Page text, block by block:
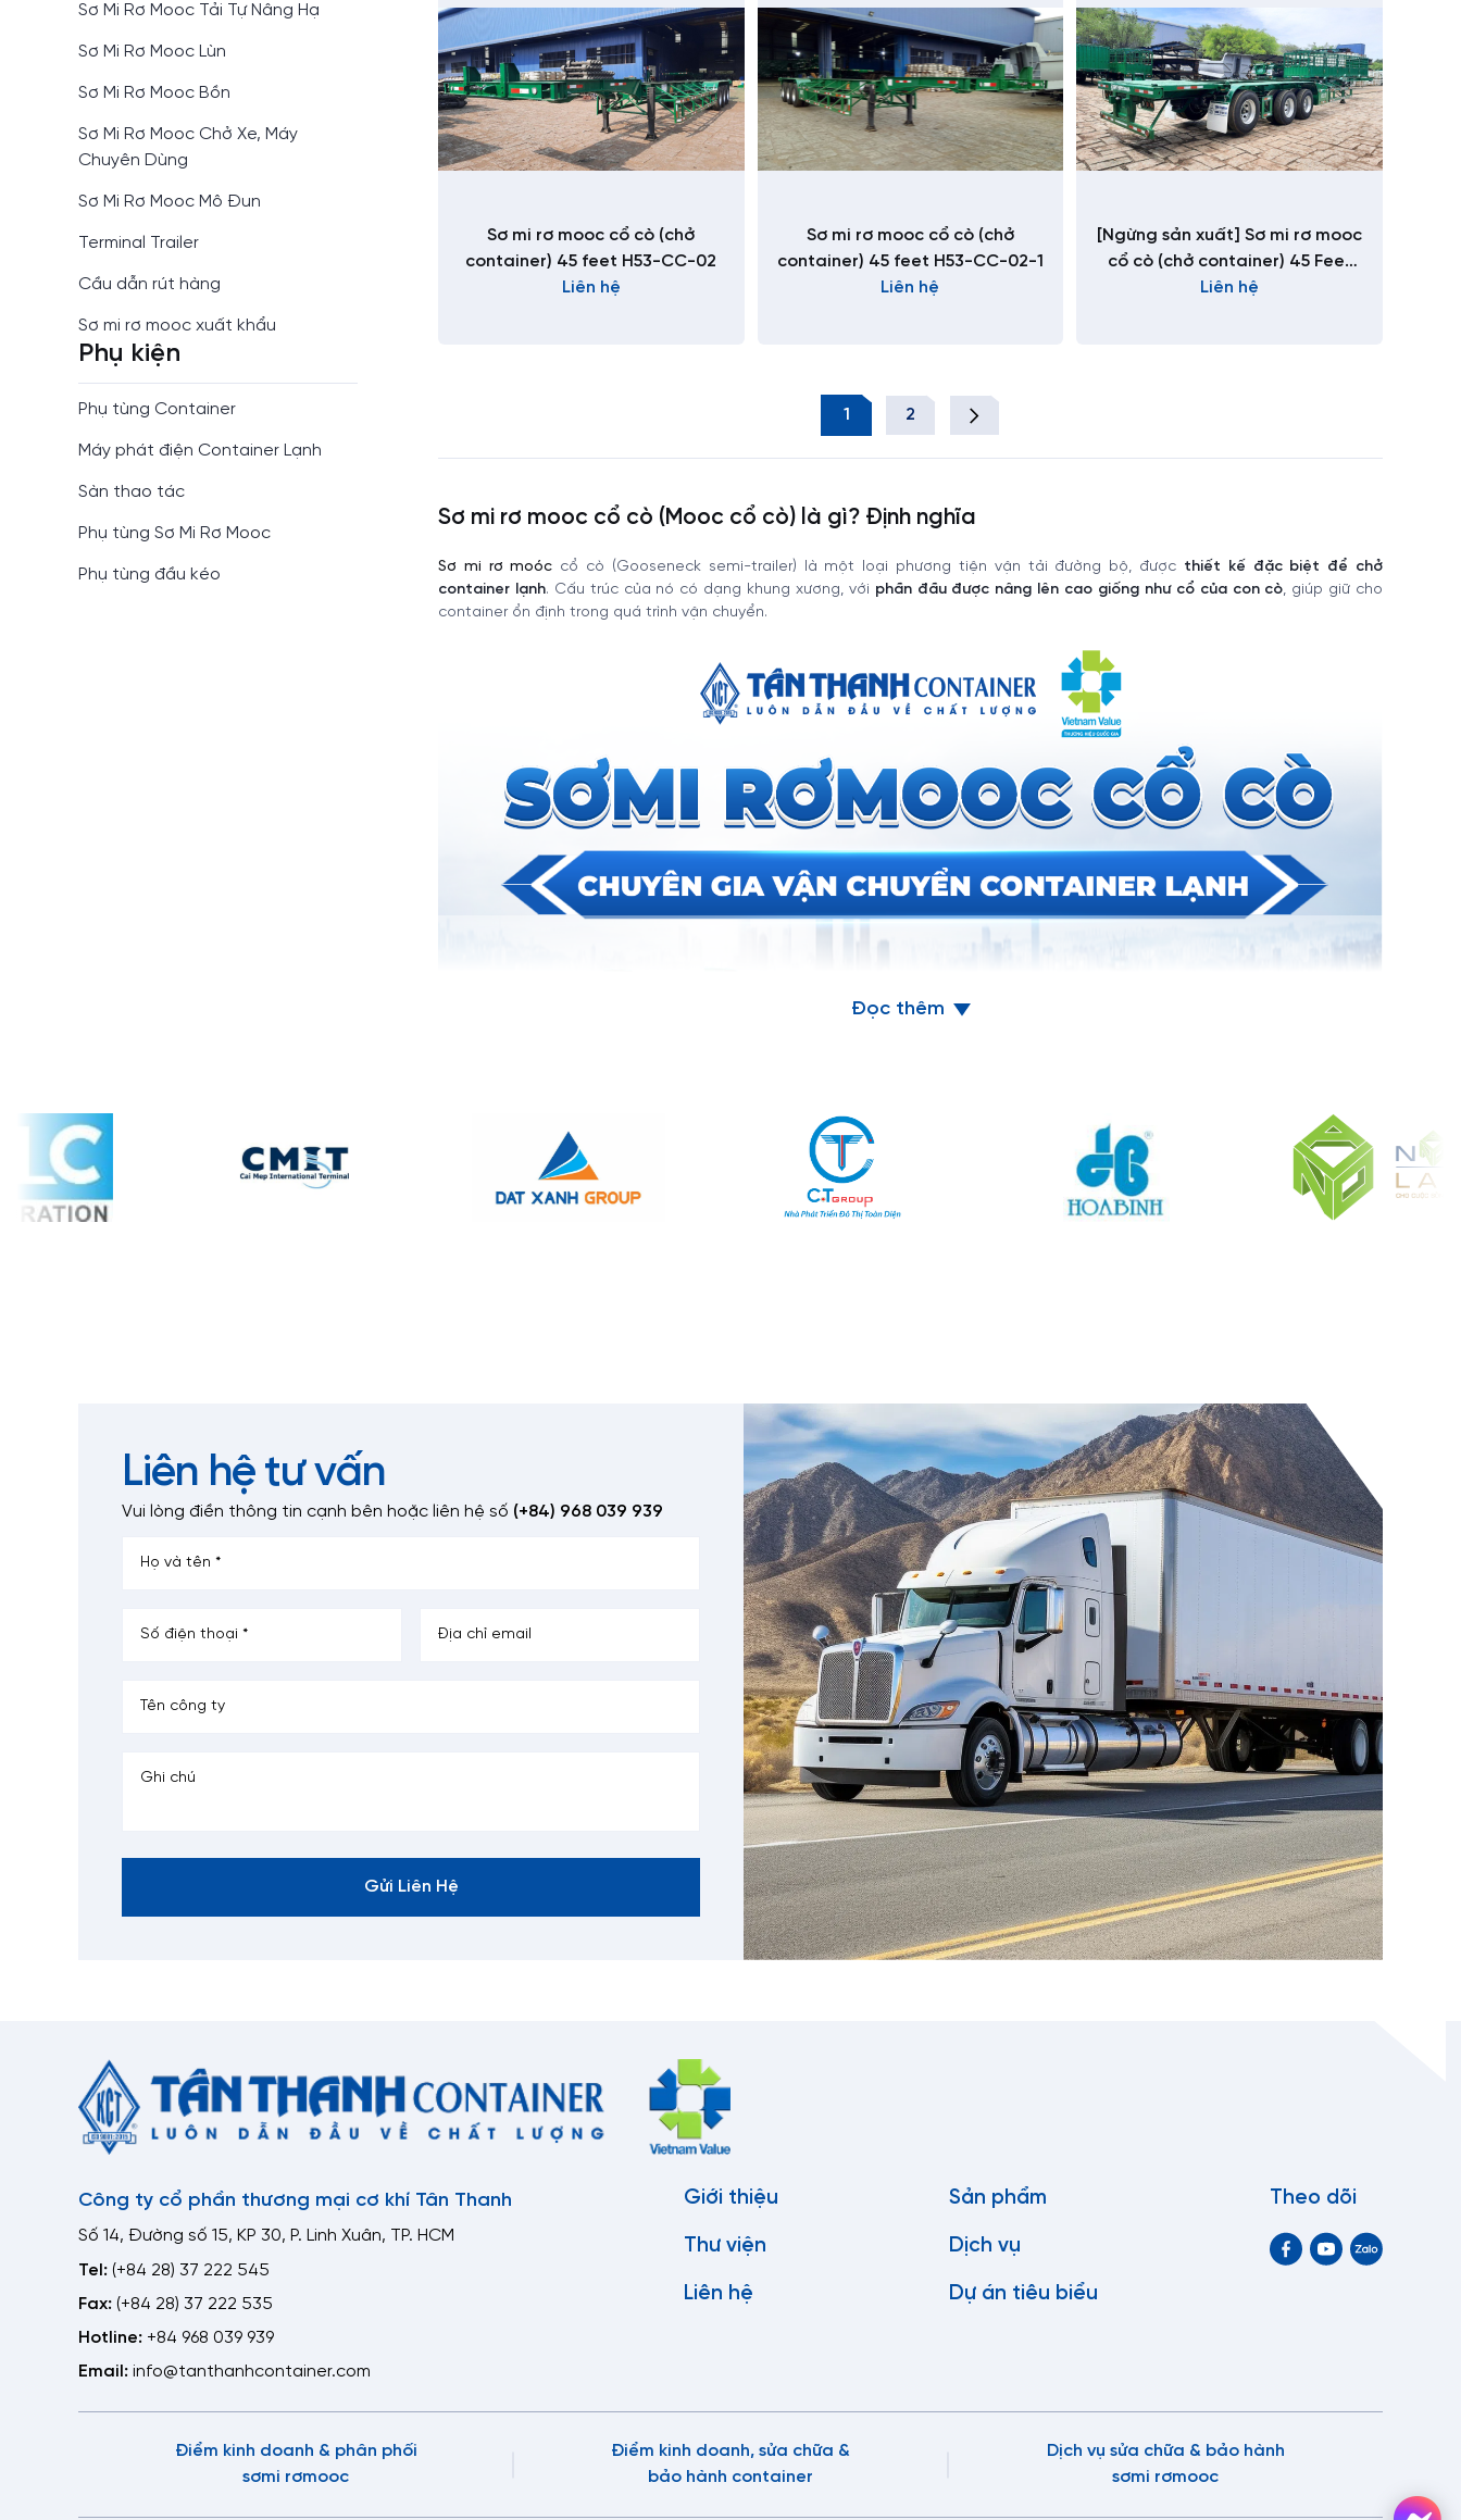
Sơ Mi Rơ Mooc Tải Tự Nâng Hạ
Sơ Mi Rơ Mooc Lùn
Sơ Mi Rơ Mooc Bồn
Sơ Mi Rơ Mooc Chở Xe, Máy
Chuyên Dùng
Sơ Mi Rơ Mooc Mô Đun
Terminal Trailer
Cầu dẫn rút hàng
Sơ mi rơ mooc xuất khẩu
Phụ kiện
Phụ tùng Container
Máy phát điện Container Lạnh
Sàn thao tác
Phụ tùng Sơ Mi Rơ Mooc
Phụ tùng đầu kéo
Sơ mi rơ mooc cổ cò (chở
container) 45 feet H53-CC-02
Liên hệ
Sơ mi rơ mooc cổ cò (chở
container) 45 feet H53-CC-02-1
Liên hệ
[Ngừng sản xuất] Sơ mi rơ mooc
cổ cò (chở container) 45 Feet
N503-CC-01
Liên hệ
1 2
Sơ mi rơ mooc cổ cò (Mooc cổ cò) là gì? Định nghĩa
Sơ mi rơ moóc cổ cò (Gooseneck semi-trailer) là một loại phương tiện vận tải đường bộ, được thiết kế đặc biệt để chở
container lạnh. Cấu trúc của nó có dạng khung xương, với phần đầu được nâng lên cao giống như cổ của con cò, giúp giữ cho
container ổn định trong quá trình vận chuyển.
Cấu tạo Sơ Mi Rơ Mooc cổ cò
Mooc cổ cò thường sẽ có từ bốn đến mười hai khóa xoắn container để người lái xe có thể tải một loạt các Container khác
nhau (ví dụ: 2x 20 feet hoặc 1x 40 feet).
Các bán trục có thể được chỉ định với hai, ba và bốn trục sử dụng bánh đơn hoặc bánh kép và phanh đĩa hoặc phanh tang
trống. Một trục sau tự rãnh sẽ được lắp trên rơ moóc quad (bốn trục) để giảm mài mòn lốp.
Kích thước tiêu chuẩn của Mooc cổ cò
Kích thước tiêu chuẩn của mooc cổ cò thường như sau:
Chiều dài:Khoảng 13,7m đến 14,9m, tùy thuộc vào loại container mà nó được thiết kế để vận chuyển (từ 20 feet đến 45
kích thước cụ thể có thể thay đổi nhẹ tùy theo nhà sản xuất và mục đích sử dụng cụ thể
thiết kế đặc biệt để vận chuyển container lạnh với nhiều kích thước khác nhau, bao gồm 10 feet, 20 feet, 40 feet và 45 feet như
đã đề cập trước đó.
Ngoài công năng chở Container lạnh, Mooc cổ cò có thể được sử dụng để vận chuyển gỗ với các bốt gỗ thích hợp (thanh
chắn bên), hệ thống treo địa hình và bảo vệ sàn cho hệ thống thủy lực.
khi đó, mooc cổ cò được sử dụng để chởcontainer lạnh
với nhiều kích thước đa dạng, bao gồm 10 feet, 20 feet, 40 feet và 45
feet. Mỗi loại mooc được thiết kế đặc biệt để đáp ứng các yêu cầu vận chuyển cụ thể.
Đọc thêm
Liên hệ tư vấn
Vui lòng điền thông tin cạnh bên hoặc liên hệ số (+84) 968 039 939
Gửi Liên Hệ
Công ty cổ phần thương mại cơ khí Tân Thanh
Số 14, Đường số 15, KP 30, P. Linh Xuân, TP. HCM
Tel: (+84 28) 37 222 545
Fax: (+84 28) 37 222 535
Hotline: +84 968 039 939
Email: info@tanthanhcontainer.com
Giới thiệu
Thư viện
Liên hệ
Sản phẩm
Dịch vụ
Dự án tiêu biểu
Theo dõi
Điểm kinh doanh & phân phối
sơmi rơmooc
Điểm kinh doanh, sửa chữa &
bảo hành container
Dịch vụ sửa chữa & bảo hành
sơmi rơmooc